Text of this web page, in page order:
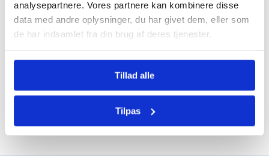
analysepartnere. Vores partnere kan kombinere disse
data med andre oplysninger, du har givet dem, eller som
de har indsamlet fra din brug af deres tjenester.
Tillad alle
Tilpas
der bruger Bomae
Trustpilot
Trustpilot